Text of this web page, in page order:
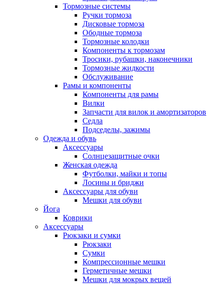
Тормозные системы
Ручки тормоза
Дисковые тормоза
Ободные тормоза
Тормозные колодки
Компоненты к тормозам
Тросики, рубашки, наконечники
Тормозные жидкости
Обслуживание
Рамы и компоненты
Компоненты для рамы
Вилки
Запчасти для вилок и амортизаторов
Седла
Подседелы, зажимы
Одежда и обувь
Аксессуары
Солнцезащитные очки
Женская одежда
Футболки, майки и топы
Лосины и бриджи
Аксессуары для обуви
Мешки для обуви
Йога
Коврики
Аксессуары
Рюкзаки и сумки
Рюкзаки
Сумки
Компрессионные мешки
Герметичные мешки
Мешки для мокрых вещей